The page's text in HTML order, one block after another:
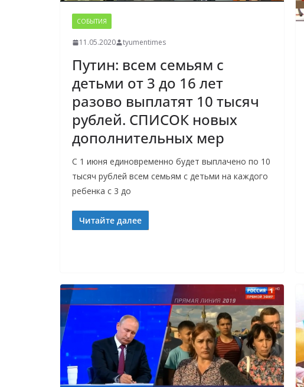
СОБЫТИЯ
11.05.2020 tyumentimes
Путин: всем семьям с
детьми от 3 до 16 лет
разово выплатят 10 тысяч
рублей. СПИСОК новых
дополнительных мер
С 1 июня единовременно будет выплачено по 10
тысяч рублей всем семьям с детьми на каждого
ребенка с 3 до
Читайте далее